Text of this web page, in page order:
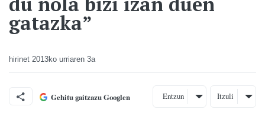
gatazka”
hirinet 2013ko urriaren 3a
Gehitu gaitzazu Googlen Entzun Itzuli